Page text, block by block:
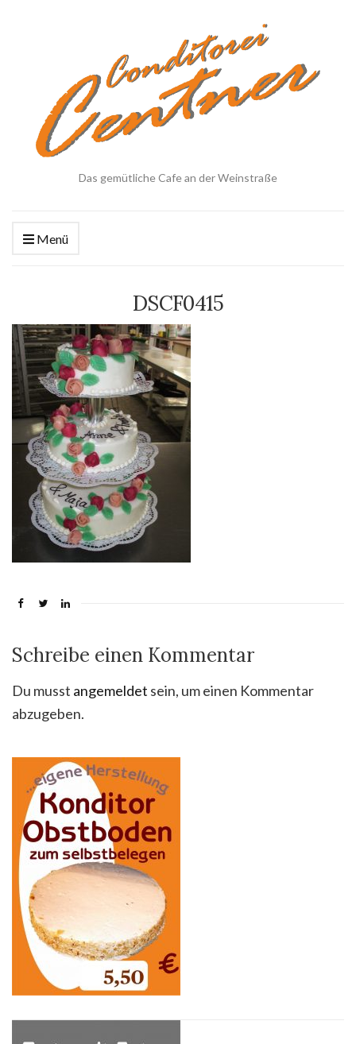
Das gemütliche Cafe an der Weinstraße
Menü
DSCF0415
Schreibe einen Kommentar
Du musst angemeldet sein, um einen Kommentar
abzugeben.